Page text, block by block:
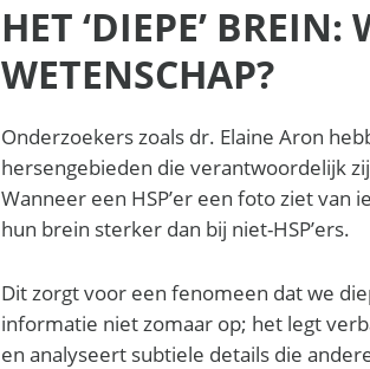
HET ‘DIEPE’ BREIN:
WETENSCHAP?
Onderzoekers zoals dr. Elaine Aron
hersengebieden die verantwoordelijk
Wanneer een HSP’er een foto ziet
hun brein sterker dan bij niet-HSP’ers.
Dit zorgt voor een fenomeen dat we
informatie niet zomaar op; het legt
en analyseert subtiele details die